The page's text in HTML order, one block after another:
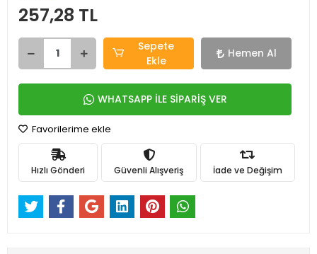
257,28 TL
Sepete
Ekle
Hemen Al
WHATSAPP İLE SİPARİŞ VER
Favorilerime ekle
Hızlı Gönderi Güvenli Alışveriş İade ve Değişim